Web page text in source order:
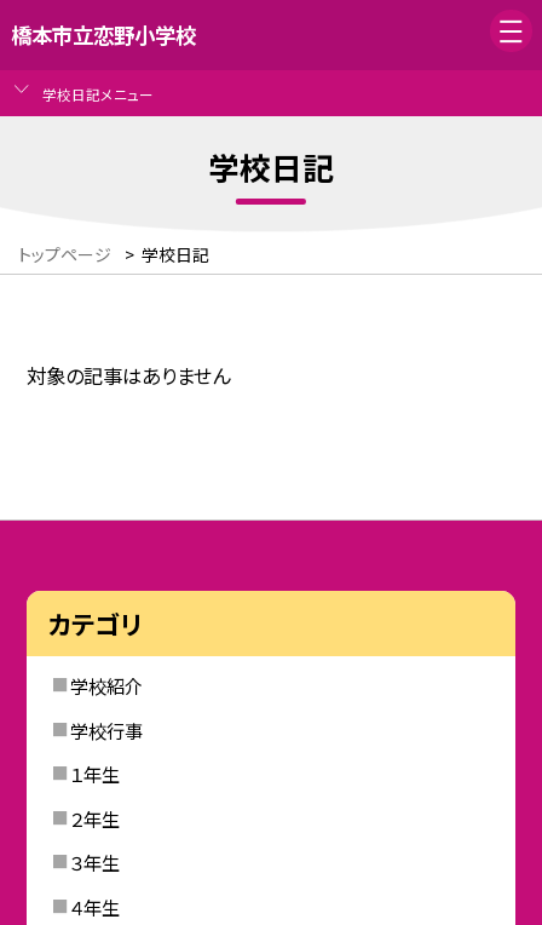
橋本市立恋野小学校
学校日記メニュー
学校日記
トップページ > 学校日記
対象の記事はありません
カテゴリ
学校紹介
学校行事
１年生
２年生
３年生
４年生